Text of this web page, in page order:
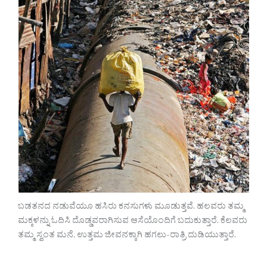
ಬಡತನದ ನಡುವೆಯೂ ಹಸಿರು ಕನಸುಗಳು ಮೂಡುತ್ತವೆ. ಹಲವರು ತಮ್ಮ
ಮಕ್ಕಳನ್ನು ಓದಿಸಿ ದೊಡ್ಡವರಾಗಿಸುವ ಆಸೆಯೊಂದಿಗೆ ಬದುಕುತ್ತಾರೆ. ಕೆಲವರು
ತಮ್ಮ ಸ್ವಂತ ಮನೆ, ಉತ್ತಮ ಜೀವನಕ್ಕಾಗಿ ಹಗಲು-ರಾತ್ರಿ ದುಡಿಯುತ್ತಾರೆ.